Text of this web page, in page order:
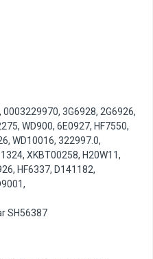
, 0003229970, 3G6928, 2G6926,
, WD900, 6E0927, HF7550,
, WD10016, 322997.0,
, XKBT00258, H20W11,
, HF6337, D141182,
,
SH56387